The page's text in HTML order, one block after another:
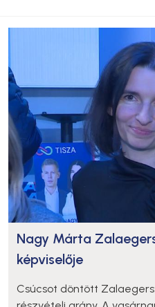
Nagy Márta
képviselője
Csúcsot döntött